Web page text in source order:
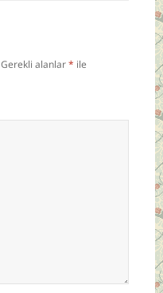
Gerekli alanlar* ile